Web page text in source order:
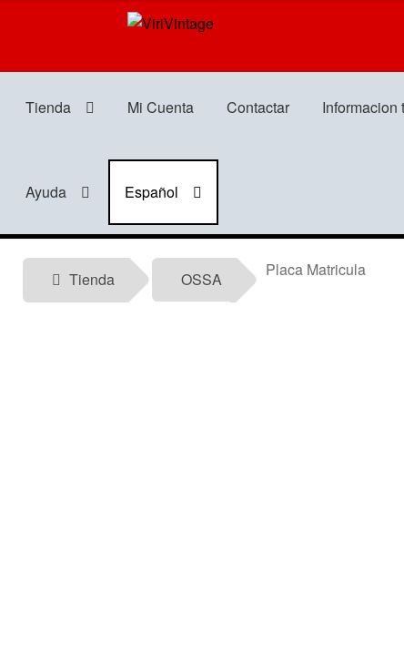
Ir
la
Ir
contenido
Tienda Mi Cuenta Contactar Informacion
Ayuda Español
Tienda OSSA Placa Matricula